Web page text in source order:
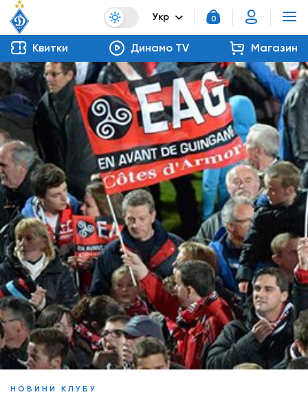
Укр 0
Квитки Динамо TV Магазин
НОВИНИ КЛУБУ